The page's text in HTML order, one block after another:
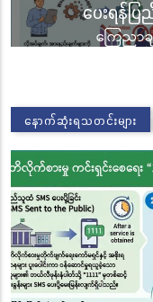
ြင်း
နောက်ဆုံးရသတင်းများ